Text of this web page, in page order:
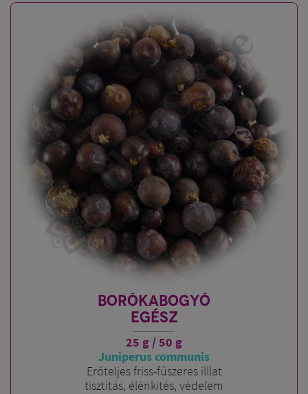
BORÓKABOGYÓ
EGÉSZ
25 g / 50 g
Juniperus communis
Erőteljes friss-fűszeres illlat
tisztítás, élénkítés, védelem